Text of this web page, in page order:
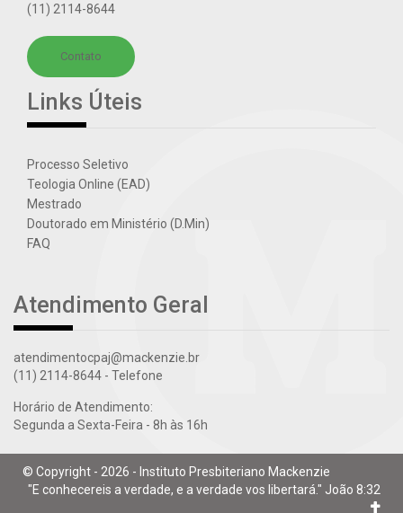
(11) 2114-8644
Contato
Links Úteis
Processo Seletivo
Teologia Online (EAD)
Mestrado
Doutorado em Ministério (D.Min)
FAQ
Atendimento Geral
atendimentocpaj@mackenzie.br
(11) 2114-8644 - Telefone
Horário de Atendimento:
Segunda a Sexta-Feira - 8h às 16h
© Copyright - 2026 - Instituto Presbiteriano Mackenzie
"E conhecereis a verdade, e a verdade vos libertará." João 8:32